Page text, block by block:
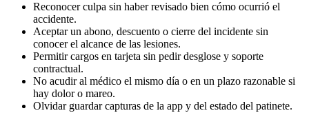
Reconocer culpa sin haber revisado bien cómo ocurrió el
accidente.
Aceptar un abono, descuento o cierre del incidente sin
conocer el alcance de las lesiones.
Permitir cargos en tarjeta sin pedir desglose y soporte
contractual.
No acudir al médico el mismo día o en un plazo razonable si
hay dolor o mareo.
Olvidar guardar capturas de la app y del estado del patinete.